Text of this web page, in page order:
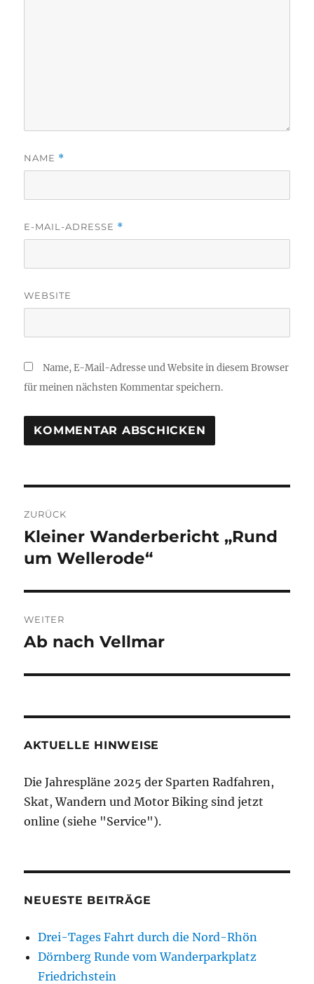
NAME *
E-MAIL-ADRESSE *
WEBSITE
Name, E-Mail-Adresse und Website in diesem Browser
für meinen nächsten Kommentar speichern.
ZURÜCK
Vorheriger
Beitrag:
Kleiner Wanderbericht „Rund
um Wellerode“
WEITER
Nächster
Ab nach Vellmar
AKTUELLE HINWEISE
Die Jahrespläne 2025 der Sparten Radfahren,
Skat, Wandern und Motor Biking sind jetzt
online (siehe "Service").
NEUESTE BEITRÄGE
Drei-Tages Fahrt durch die Nord-Rhön
Dörnberg Runde vom Wanderparkplatz
Friedrichstein